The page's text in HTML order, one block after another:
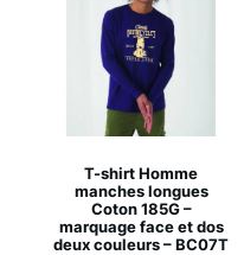
T-shirt Homme
manches longues
Coton 185G –
marquage face et dos
deux couleurs – BC07T